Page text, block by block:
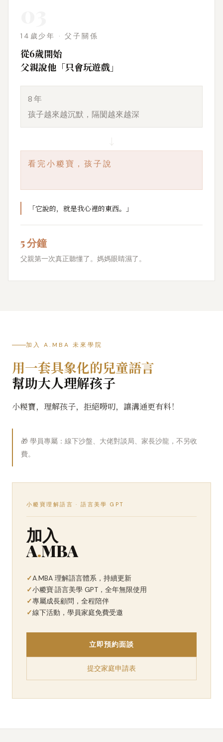
14歲少年 · 父子關係
從6歲開始
父親說他「只會玩遊戲」
8年
孩子越來越沉默，隔閡越來越深
↓
看完小糉寶，孩子說
「它說的，就是我心裡的東西。」
5 分鐘
父親第一次真正聽懂了。媽媽眼睛濕了。
加入 A.MBA 未來學院
用一套具象化的兒童語言
幫助大人理解孩子
小糉寶，理解孩子，拒絕嘮叨，讓溝通更有料！
🎁 學員專屬：線下沙盤、大佬對談局、家長沙龍，不另收
費。
小糉寶理解語言 · 語言美學 GPT
加入
A.MBA
A.MBA 理解語言體系，持續更新
小糉寶·語言美學 GPT，全年無限使用
專屬成長顧問，全程陪伴
線下活動，學員家庭免費受邀
立即預約面談
提交家庭申請表